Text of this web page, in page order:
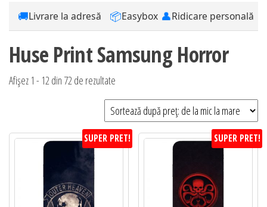
🚚Livrare la adresă 📦Easybox 👤Ridicare personală
Huse Print Samsung Horror
Afișez 1 - 12 din 72 de rezultate
după
preț:
de
la
SUPER PRET! SUPER PRET!